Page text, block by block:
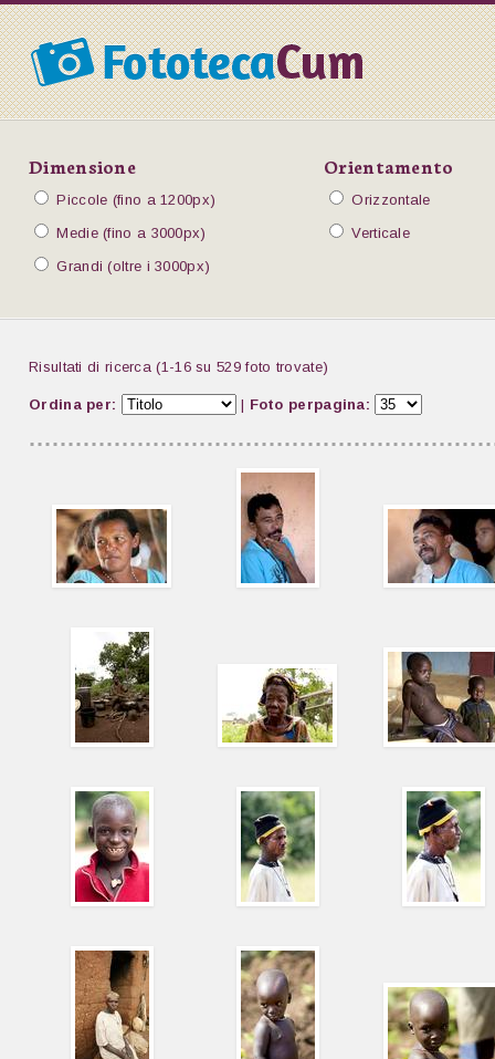
Dimensione Orientamento
Piccole (fino a 1200px)
Orizzontale
Medie (fino a 3000px)
Verticale
Grandi (oltre i 3000px)
Risultati di ricerca (1-16 su 529 foto trovate)
Ordina per: | Foto perpagina: